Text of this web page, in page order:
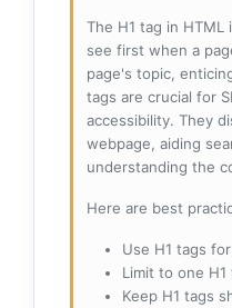
The H1 tag in HTML
see first when a
page's topic,
tags are crucial for
accessibility. They
webpage, aiding
understanding the
Here are best
Use H1 tags
Limit to one
Keep H1 tags